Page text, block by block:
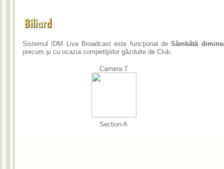
Sistemul IDM Live Broadcast este funcţional deSâmbătă
precum şi cu ocazia competiţiiilor găzduite de Club.
Camera 7
Section A